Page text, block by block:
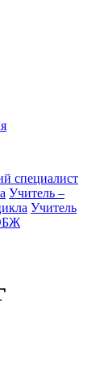
специалист
Учитель –
Учитель